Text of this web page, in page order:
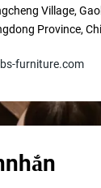
Village,
Province,
furniture.com